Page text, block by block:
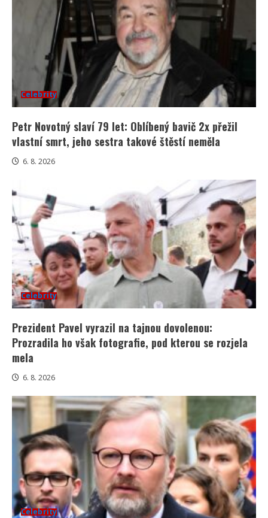
Celebrity
Petr Novotný slaví 79 let: Oblíbený bavič 2x přežil
vlastní smrt, jeho sestra takové štěstí neměla
6. 8. 2026
Celebrity
Prezident Pavel vyrazil na tajnou dovolenou:
Prozradila ho však fotografie, pod kterou se rozjela
mela
6. 8. 2026
Celebrity